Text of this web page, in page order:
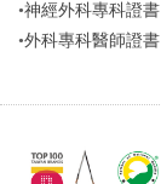
•神經外科專科證書
•外科專科醫師證書